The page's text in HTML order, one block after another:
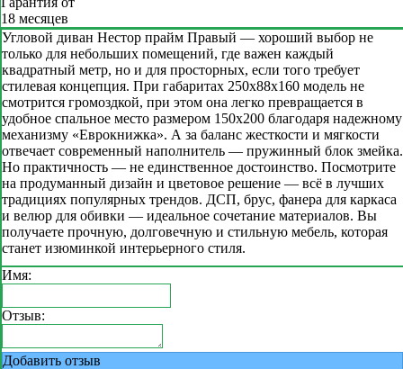
18 месяцев
Угловой диван Нестор прайм Правый — хороший выбор не
только для небольших помещений, где важен каждый
квадратный метр, но и для просторных, если того требует
стилевая концепция. При габаритах 250х88х160 модель не
смотрится громоздкой, при этом она легко превращается в
удобное спальное место размером 150х200 благодаря надежному
механизму «Еврокнижка». А за баланс жесткости и мягкости
отвечает современный наполнитель — пружинный блок змейка.
Но практичность — не единственное достоинство. Посмотрите
на продуманный дизайн и цветовое решение — всё в лучших
традициях популярных трендов. ДСП, брус, фанера для каркаса
и велюр для обивки — идеальное сочетание материалов. Вы
получаете прочную, долговечную и стильную мебель, которая
станет изюминкой интерьерного стиля.
Имя:
Отзыв:
Добавить отзыв